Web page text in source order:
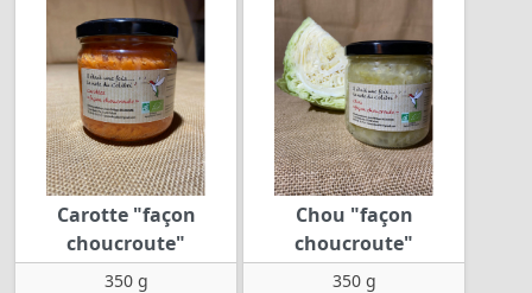
Carotte "façon
choucroute"
350 g
Chou "façon
choucroute"
350 g